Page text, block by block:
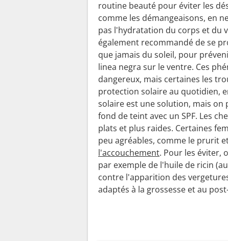
routine beauté pour éviter les
comme les démangeaisons, en
pas l'hydratation du corps et du
également recommandé de se
que jamais du soleil, pour
linea negra sur le ventre. Ces
dangereux, mais certaines les
protection solaire au quotidien,
solaire est une solution, mais
fond de teint avec un SPF. Les
plats et plus raides. Certaines
peu agréables, comme le prurit
l'accouchement. Pour les éviter,
par exemple de l'huile de ricin
contre l'apparition des
adaptés à la grossesse et au